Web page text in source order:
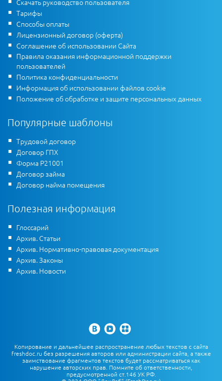
Тарифы
Способы оплаты
Лицензионный договор (оферта)
Соглашение об использовании Сайта
Правила оказания информационной поддержки
пользователей
Политика конфиденциальности
Информация об использовании файлов cookie
Положение об обработке и защите персональных данных
Популярные шаблоны
Трудовой договор
Договор ГПХ
Форма Р21001
Договор займа
Договор найма помещения
Полезная информация
Глоссарий
Архив. Статьи
Архив. Нормативно-правовая документация
Архив. Законы
Архив. Новости
Копирование и дальнейшее распространение любых текстов с сайта
freshdoc.ru без разрешения авторов или администрации сайта, а также
заимствование фрагментов текстов будет рассматриваться как
нарушение авторских прав. Помните об ответственности,
предусмотренной ст.146 УК РФ.